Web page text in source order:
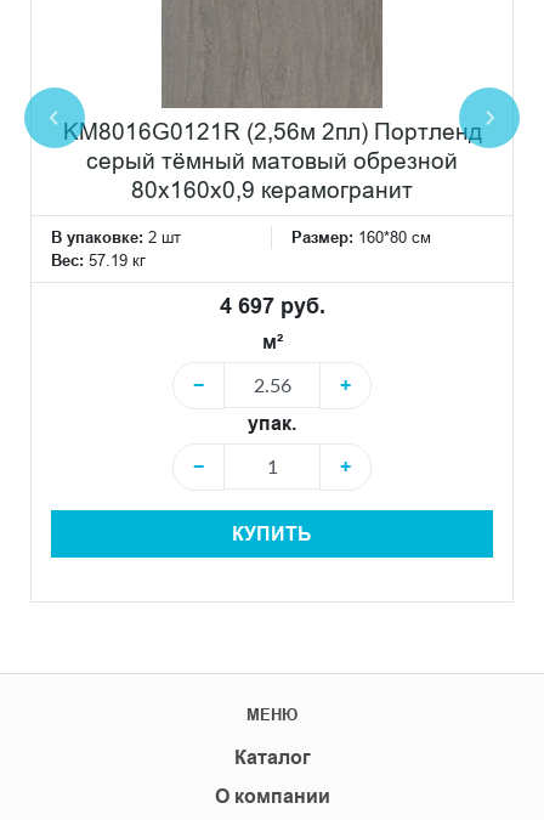
KM8016G0121R (2,56м 2пл) Портленд
серый тёмный матовый обрезной
80x160x0,9 керамогранит
В упаковке: 2 шт Размер: 160*80 см
Вес: 57.19 кг
4 697 руб.
м²
−
+
упак.
−
+
КУПИТЬ
МЕНЮ
Каталог
О компании